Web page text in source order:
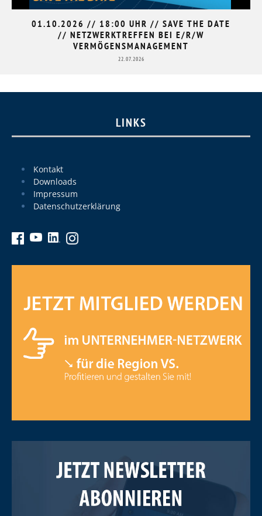
01.10.2026 // 18:00 UHR // SAVE THE DATE
// NETZWERKTREFFEN BEI E/R/W
VERMÖGENSMANAGEMENT
22.07.2026
LINKS
Kontakt
Downloads
Impressum
Datenschutzerklärung